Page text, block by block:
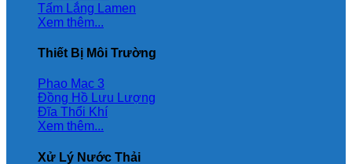
Tấm Lắng Lamen
Xem thêm...
Thiết Bị Môi Trường
Phao Mac 3
Đồng Hồ Lưu Lượng
Đĩa Thổi Khí
Xem thêm...
Xử Lý Nước Thải